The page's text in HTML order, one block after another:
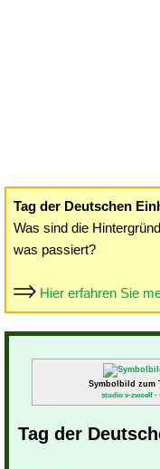
Tag der Deutschen
Was sind die
was passiert?
Hier erfahren Sie
Symbolbild zum
studio v-zwoelf -
Tag der